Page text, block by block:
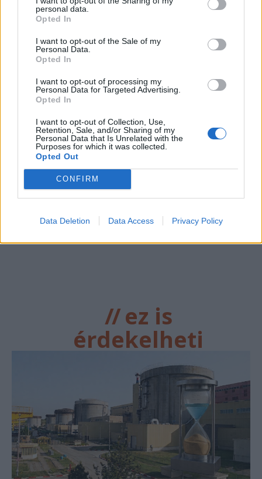
personal data.
Opted In
I want to opt-out of the Sale of my
Personal Data.
Opted In
I want to opt-out of processing my
Personal Data for Targeted Advertising.
Opted In
I want to opt-out of Collection, Use,
Retention, Sale, and/or Sharing of my
Personal Data that Is Unrelated with the
Purposes for which it was collected.
Opted Out
CONFIRM
Data Deletion Data Access Privacy Policy
//ez is
érdekelheti